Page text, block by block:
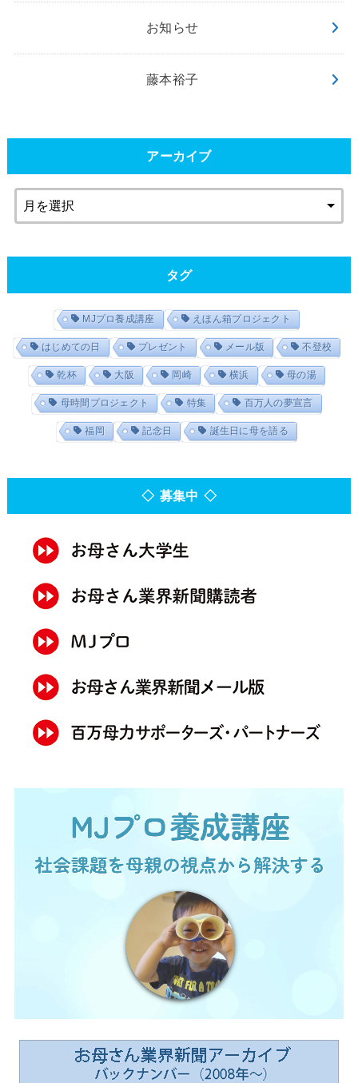
お知らせ
藤本裕子
アーカイブ
タグ
MJプロ養成講座 えほん箱プロジェクト
はじめての日 プレゼント メール版 不登校
乾杯 大阪 岡崎 横浜 母の湯
母時間プロジェクト 特集 百万人の夢宣言
福岡 記念日 誕生日に母を語る
◇ 募集中 ◇